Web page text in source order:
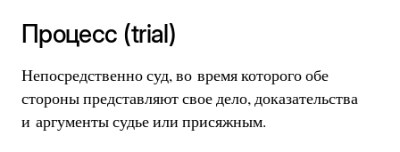
Процесс (trial)
Непосредственно суд, во время которого обе
стороны представляют свое дело, доказательства
и аргументы судье или присяжным.